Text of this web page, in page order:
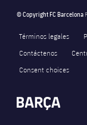
© Copyright FC Barcelona
Términos legales
Contáctenos
Consent choices